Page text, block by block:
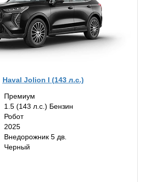
Haval Jolion I (143 л.с.)
Премиум
1.5 (143 л.с.) Бензин
Робот
2025
Внедорожник 5 дв.
Черный